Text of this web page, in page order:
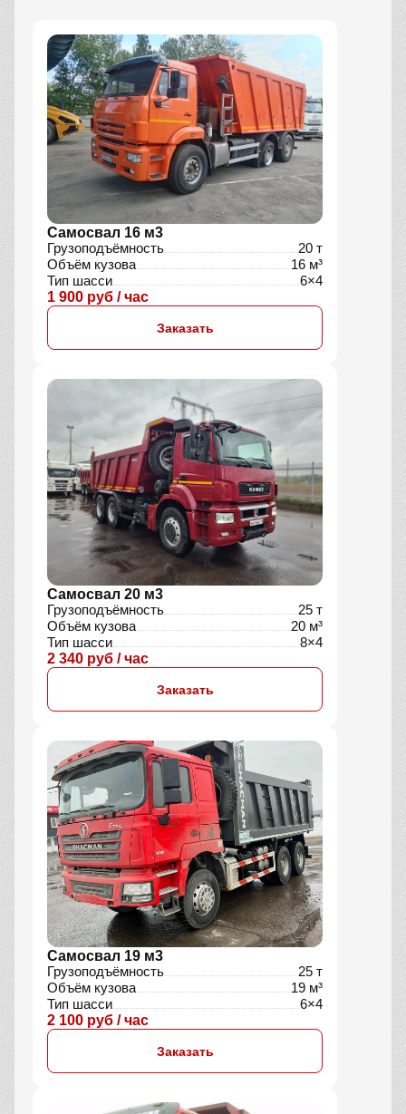
Самосвал 16 м3
Грузоподъёмность
20 т
Объём кузова
16 м³
Тип шасси
6×4
1 900 руб / час
Заказать
Самосвал 20 м3
Грузоподъёмность
25 т
Объём кузова
20 м³
Тип шасси
8×4
2 340 руб / час
Заказать
Самосвал 19 м3
Грузоподъёмность
25 т
Объём кузова
19 м³
Тип шасси
6×4
2 100 руб / час
Заказать